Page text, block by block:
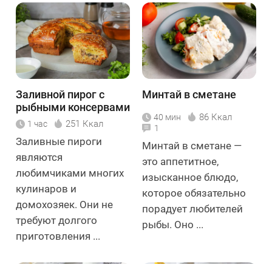
Заливной пирог с
рыбными консервами
1 час 251 Ккал
Заливные пироги
являются
любимчиками многих
кулинаров и
домохозяек. Они не
требуют долгого
приготовления ...
Минтай в сметане
40 мин 86 Ккал
1
Минтай в сметане —
это аппетитное,
изысканное блюдо,
которое обязательно
порадует любителей
рыбы. Оно ...